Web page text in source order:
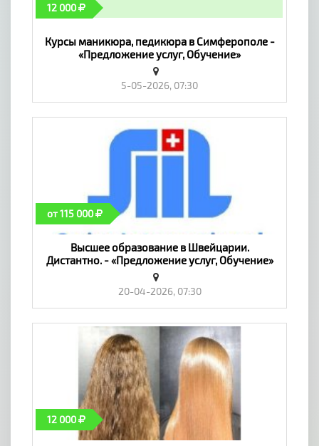
12 000
Курсы маникюра, педикюра в Симферополе -
«Предложение услуг, Обучение»
5-05-2026, 07:30
от 115 000
Высшее образование в Швейцарии.
Дистантно. - «Предложение услуг, Обучение»
20-04-2026, 07:30
12 000